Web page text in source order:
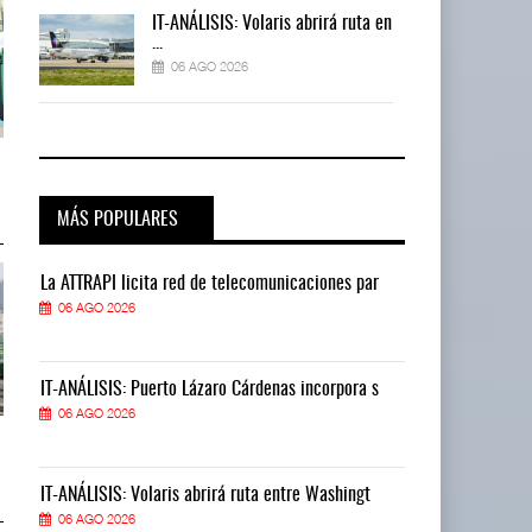
TMAZ eleva 77% movimiento de
05 AGO 2026
05 AGO 2026
TMAZ eleva 77% movimiento de
05 AGO 2026
IT-ANÁLISIS: Volaris abrirá ruta en
06 AGO 2026
MÁS POPULARES
La ATTRAPI licita red de telecomunicaciones par
06 AGO 2026
IT-ANÁLISIS: Puerto Lázaro Cárdenas incorpora s
06 AGO 2026
IT-ANÁLISIS: Volaris abrirá ruta entre Washingt
06 AGO 2026